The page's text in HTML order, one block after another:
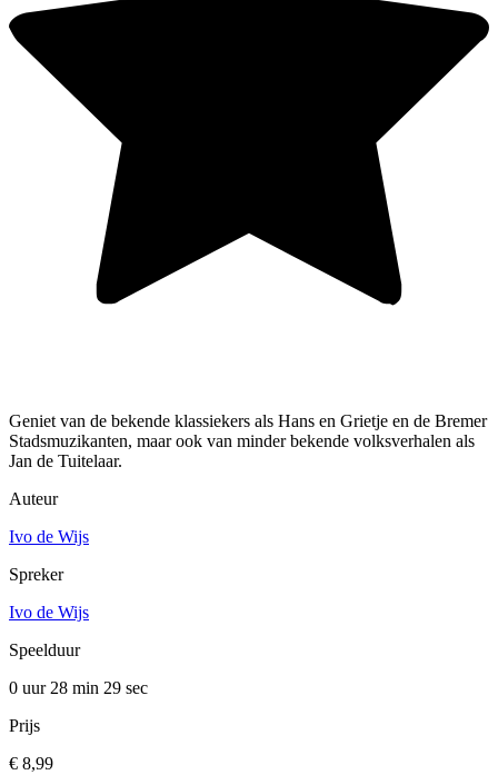
Geniet van de bekende klassiekers als Hans en Grietje en de Bremer
Stadsmuzikanten, maar ook van minder bekende volksverhalen als
Jan de Tuitelaar.
Auteur
Ivo de Wijs
Spreker
Ivo de Wijs
Speelduur
0 uur 28 min 29 sec
Prijs
€ 8,99